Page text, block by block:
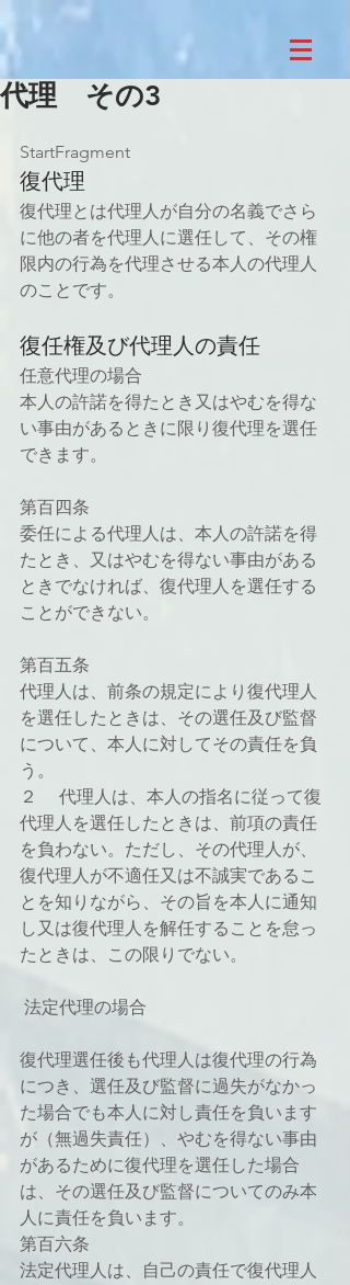
代理 その3
StartFragment
復代理
復代理とは代理人が自分の名義でさら
に他の者を代理人に選任して、その権
限内の行為を代理させる本人の代理人
のことです。
復任権及び代理人の責任
任意代理の場合
本人の許諾を得たとき又はやむを得な
い事由があるときに限り復代理を選任
できます。
第百四条
委任による代理人は、本人の許諾を得
たとき、又はやむを得ない事由がある
ときでなければ、復代理人を選任する
ことができない。
第百五条
代理人は、前条の規定により復代理人
を選任したときは、その選任及び監督
について、本人に対してその責任を負
う。
２ 　代理人は、本人の指名に従って復
代理人を選任したときは、前項の責任
を負わない。ただし、その代理人が、
復代理人が不適任又は不誠実であるこ
とを知りながら、その旨を本人に通知
し又は復代理人を解任することを怠っ
たときは、この限りでない。
法定代理の場合
復代理選任後も代理人は復代理の行為
につき、選任及び監督に過失がなかっ
た場合でも本人に対し責任を負います
が（無過失責任）、やむを得ない事由
があるために復代理を選任した場合
は、その選任及び監督についてのみ本
人に責任を負います。
第百六条
法定代理人は、自己の責任で復代理人